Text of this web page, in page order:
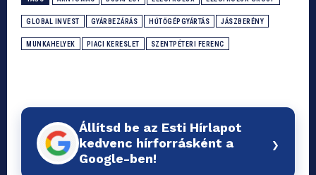
GLOBAL INVEST GYÁRBEZÁRÁS HŰTŐGÉPGYÁRTÁS JÁSZBERÉNY
MUNKAHELYEK PIACI KERESLET SZENTPÉTERI FERENC
Állítsd be az Esti Hírlapot
kedvenc hírforrásként a
Google-ben!
›